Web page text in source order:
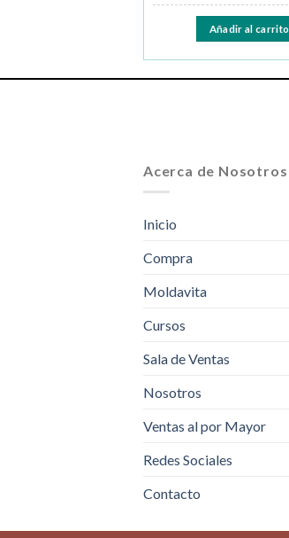
Añadir al carrito
Acerca de Nosotros
Inicio
Compra
Moldavita
Cursos
Sala de Ventas
Nosotros
Ventas al por Mayor
Redes Sociales
Contacto